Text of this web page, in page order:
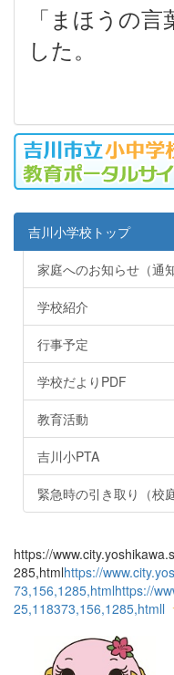
「まほうの言
した。
吉川小学校トップ
家庭へのお知らせ（通
学校紹介
行事予定
学校だよりPDF
教育活動
吉川小PTA
緊急時の引き取り（校
https://
285,htmlhttps://
73,156,1285,htmlhttps://
25,118373,156,1285,htmll